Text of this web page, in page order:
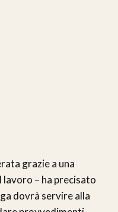
grazie a una
– ha precisato
dovrà servire alla